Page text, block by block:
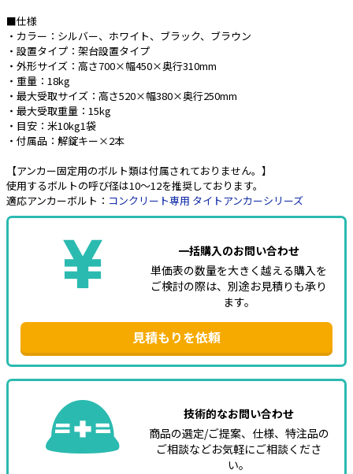
■仕様
・カラー：シルバー、ホワイト、ブラック、ブラウン
・設置タイプ：架台設置タイプ
・外形サイズ：高さ700×幅450×奥行310mm
・重量：18kg
・最大受取サイズ：高さ520×幅380×奥行250mm
・最大受取重量：15kg
・目安：米10kg1袋
・付属品：解錠キー×2本
【アンカー固定用のボルト類は付属されておりません。】
使用するボルトの呼び径は10～12を推奨しております。
適応アンカーボルト： コンクリート専用 タイトアンカーシリーズ
一括購入のお問い合わせ
単価表の数量を大きく越える購入を
ご検討の際は、別途お見積りも承り
ます。
見積もりを依頼
技術的なお問い合わせ
商品の選定/ご提案、仕様、特注品の
ご相談などお気軽にご相談くださ
い。